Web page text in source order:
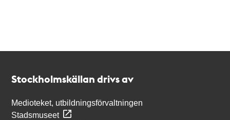
Stockholmskällan drivs av
Medioteket, utbildningsförvaltningen
Stadsmuseet